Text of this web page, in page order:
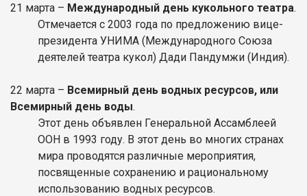
21 марта – Международный день кукольного театра.
Отмечается с 2003 года по предложению вице-
президента УНИМА (Международного Союза
деятелей театра кукол) Дади Пандумжи (Индия).
22 марта – Всемирный день водных ресурсов, или
Всемирный день воды.
Этот день объявлен Генеральной Ассамблеей
ООН в 1993 году. В этот день во многих странах
мира проводятся различные мероприятия,
посвященные сохранению и рациональному
использованию водных ресурсов.